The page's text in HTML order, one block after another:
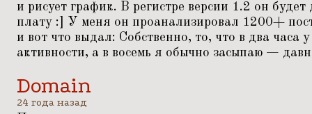
и рисует график. В регистре версии 1.2 он
плату :] У меня он проанализировал 1200+
и вот что выдал: Собственно, то, что в два часа
активности, а в восемь я обычно засыпаю —
Domain
24 года назад